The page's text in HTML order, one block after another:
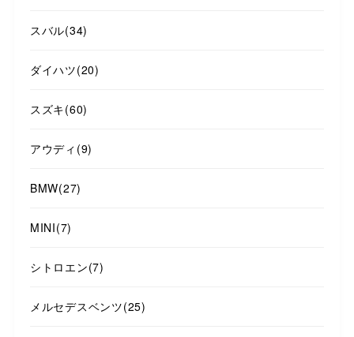
スバル(34)
ダイハツ(20)
スズキ(60)
アウディ (9)
BMW(27)
MINI(7)
シトロエン(7)
メルセデスベンツ(25)